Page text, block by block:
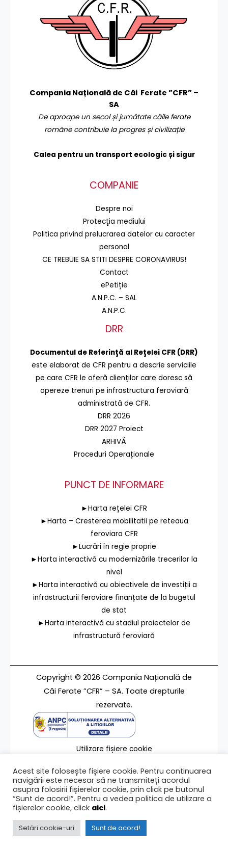
Compania Națională de Căi Ferate ”CFR” –
SA
De aproape un secol și jumătate căile ferate
române contribuie la progres și civilizație
Calea pentru un transport ecologic și sigur
COMPANIE
Despre noi
Protecţia mediului
Politica privind prelucrarea datelor cu caracter
personal
CE TREBUIE SA STITI DESPRE CORONAVIRUS!
Contact
ePetiție
A.N.P.C. – SAL
A.N.P.C.
DRR
Documentul de Referinţă al Reţelei CFR (DRR)
este elaborat de CFR pentru a descrie serviciile
pe care CFR le oferă clienţilor care doresc să
opereze trenuri pe infrastructura feroviară
administrată de CFR.
DRR 2026
DRR 2027 Proiect
ARHIVĂ
Proceduri Operaționale
PUNCT DE INFORMARE
►Harta rețelei CFR
►Harta – Cresterea mobilitatii pe reteaua
feroviara CFR
►Lucrări în regie proprie
►Harta interactivă cu modernizările trecerilor la
nivel
►Harta interactivă cu obiectivele de investiții a
infrastructurii feroviare finanțate de la bugetul
de stat
►Harta interactivă cu stadiul proiectelor de
infrastructură feroviară
Copyright © 2026 Compania Națională de
Căi Ferate ”CFR” – SA. Toate drepturile
rezervate.
Utilizare fișiere cookie
Contact
Ultima modificare a paginii 12/07/2011
Acest site folosește fișiere cookie. Pentru continuarea
navigării este necesar să ne transmiteți acordul
asupra folosirii fișierelor cookie, prin click pe butonul
“Sunt de acord!”. Pentru a vedea politica de utilizare a
fișierelor cookie, click aici.
Setări cookie-uri Sunt de acord!